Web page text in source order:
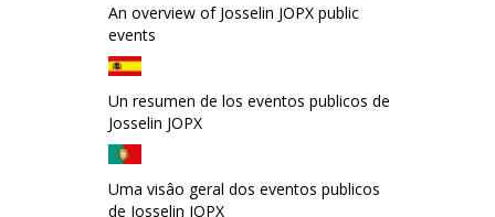
An overview of Josselin JOPX public
events
Un resumen de los eventos publicos de
Josselin JOPX
Uma visâo geral dos eventos publicos
de Josselin JOPX